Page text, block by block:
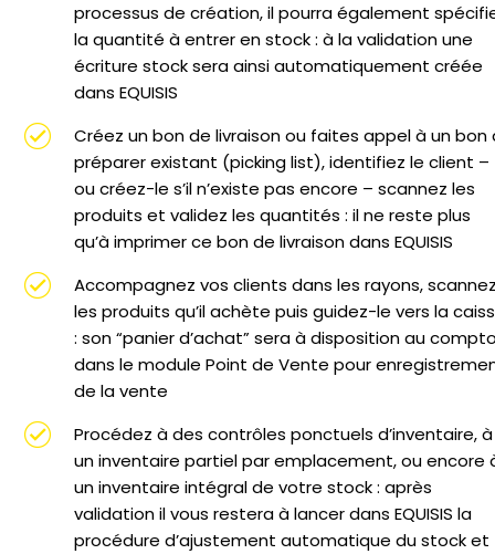
processus de création, il pourra également
la quantité à entrer en stock : à la validation une
écriture stock sera ainsi automatiquement créée
dans EQUISIS
Créez un bon de livraison ou faites appel à un bon
préparer existant (picking list), identifiez le client –
ou créez-le s’il n’existe pas encore – scannez les
produits et validez les quantités : il ne reste plus
qu’à imprimer ce bon de livraison dans EQUISIS
Accompagnez vos clients dans les rayons,
les produits qu’il achète puis guidez-le vers la
: son “panier d’achat” sera à disposition au
dans le module Point de Vente pour
de la vente
Procédez à des contrôles ponctuels d’inventaire, à
un inventaire partiel par emplacement, ou encore
un inventaire intégral de votre stock : après
validation il vous restera à lancer dans EQUISIS la
procédure d’ajustement automatique du stock et